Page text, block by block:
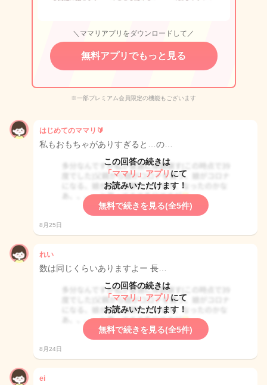
＼ママリアプリをダウンロードして／
無料アプリでもっと見る
※一部プレミアム会員限定の機能もございます
はじめてのママリ🔰
私もおもちゃがありすぎると…の…
この回答の続きは
「ママリ」アプリ にて
お読みいただけます！
無料で続きを見る(全5件)
8月25日
れい
数は同じくらいありますよー 長…
この回答の続きは
「ママリ」アプリ にて
お読みいただけます！
無料で続きを見る(全5件)
8月24日
ei